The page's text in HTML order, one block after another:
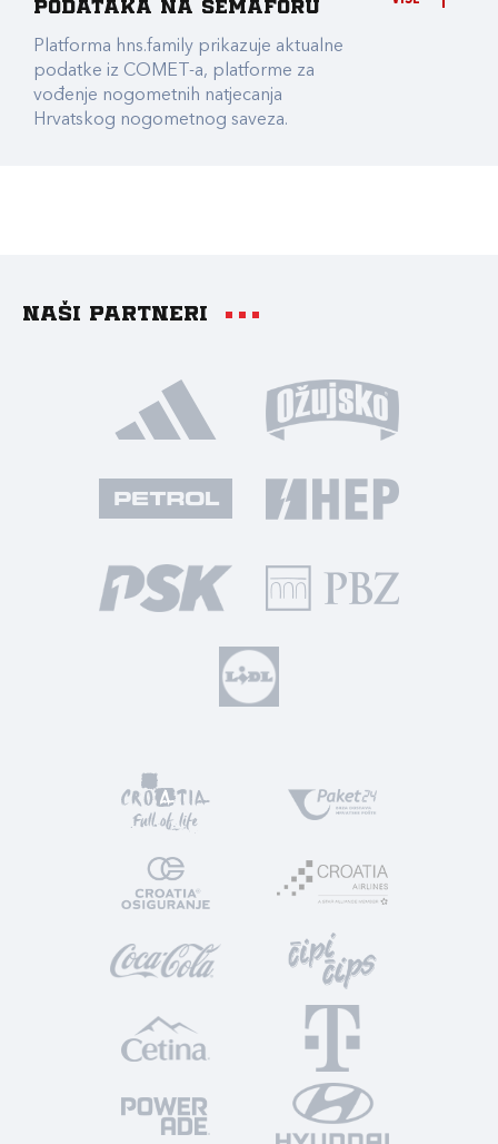
podataka na Semaforu
Platforma hns.family prikazuje aktualne
podatke iz COMET-a, platforme za
vođenje nogometnih natjecanja
Hrvatskog nogometnog saveza.
Naši partneri